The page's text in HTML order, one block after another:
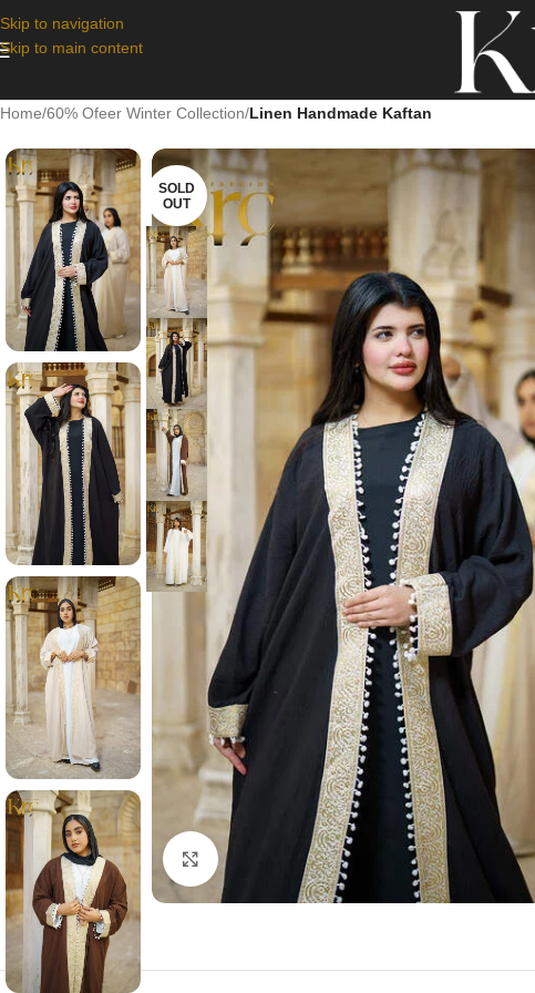
Skip to navigation
Skip to main content
Home/60% Ofeer Winter Collection/Linen Handmade Kaftan
SOLD
OUT
Click to enlarge